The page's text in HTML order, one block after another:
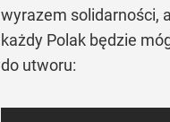
wyrazem solidarności,
każdy Polak będzie
do utworu: